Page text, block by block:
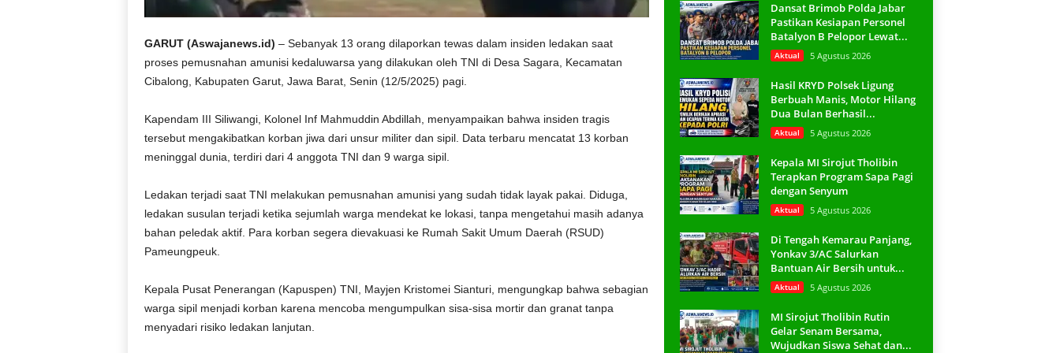
GARUT (Aswajanews.id) – Sebanyak 13 orang dilaporkan tewas dalam insiden ledakan saat
proses pemusnahan amunisi kedaluwarsa yang dilakukan oleh TNI di Desa Sagara, Kecamatan
Cibalong, Kabupaten Garut, Jawa Barat, Senin (12/5/2025) pagi.
Kapendam III Siliwangi, Kolonel Inf Mahmuddin Abdillah, menyampaikan bahwa insiden tragis
tersebut mengakibatkan korban jiwa dari unsur militer dan sipil. Data terbaru mencatat 13 korban
meninggal dunia, terdiri dari 4 anggota TNI dan 9 warga sipil.
Ledakan terjadi saat TNI melakukan pemusnahan amunisi yang sudah tidak layak pakai. Diduga,
ledakan susulan terjadi ketika sejumlah warga mendekat ke lokasi, tanpa mengetahui masih adanya
bahan peledak aktif. Para korban segera dievakuasi ke Rumah Sakit Umum Daerah (RSUD)
Pameungpeuk.
Kepala Pusat Penerangan (Kapuspen) TNI, Mayjen Kristomei Sianturi, mengungkap bahwa sebagian
warga sipil menjadi korban karena mencoba mengumpulkan sisa-sisa mortir dan granat tanpa
menyadari risiko ledakan lanjutan.
Dansat Brimob Polda Jabar
Pastikan Kesiapan Personel
Batalyon B Pelopor Lewat...
Aktual 5 Agustus 2026
Hasil KRYD Polsek Ligung
Berbuah Manis, Motor Hilang
Dua Bulan Berhasil...
Aktual 5 Agustus 2026
Kepala MI Sirojut Tholibin
Terapkan Program Sapa Pagi
dengan Senyum
Aktual 5 Agustus 2026
Di Tengah Kemarau Panjang,
Yonkav 3/AC Salurkan
Bantuan Air Bersih untuk...
Aktual 5 Agustus 2026
MI Sirojut Tholibin Rutin
Gelar Senam Bersama,
Wujudkan Siswa Sehat dan...